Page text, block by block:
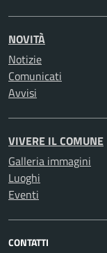
NOVITÀ
Notizie
Comunicati
Avvisi
VIVERE IL COMUNE
Galleria immagini
Luoghi
Eventi
CONTATTI